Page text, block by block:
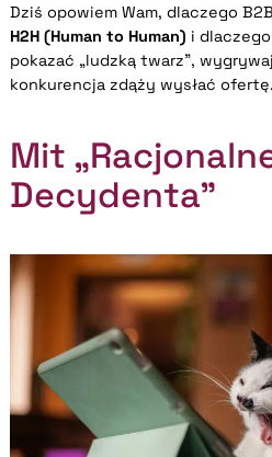
Dziś opowiem Wam, dlaczego
H2H (Human to Human) i
pokazać „ludzką twarz”,
konkurencja zdąży wysłać ofertę.
Mit
Decydenta”